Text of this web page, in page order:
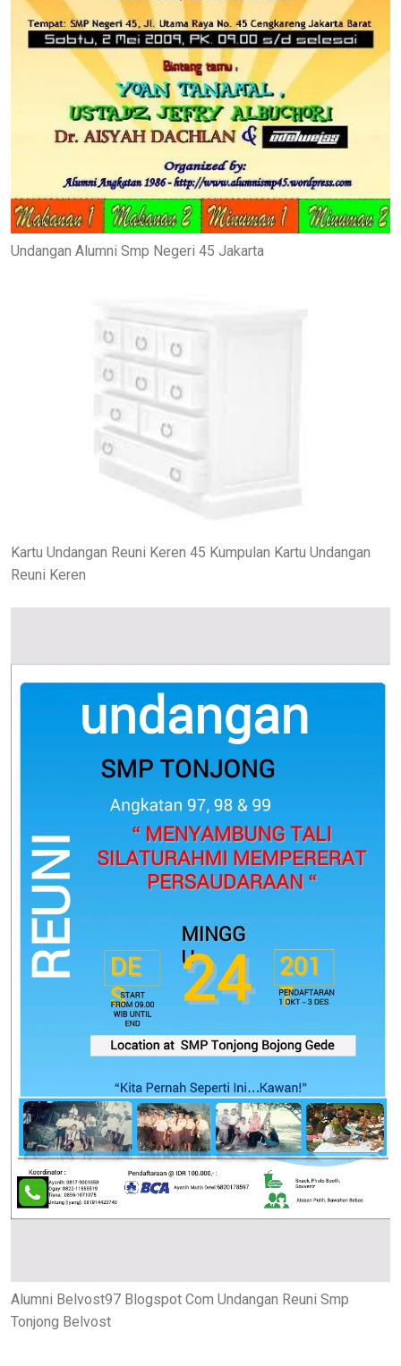
Undangan Alumni Smp Negeri 45 Jakarta
Kartu Undangan Reuni Keren 45 Kumpulan Kartu Undangan
Reuni Keren
Alumni Belvost97 Blogspot Com Undangan Reuni Smp
Tonjong Belvost